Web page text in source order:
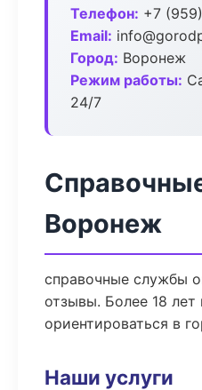
Телефон: +7
Email:
Город: Воронеж
Режим работы:
24/7
Воронеж
справочные службы
отзывы. Более 18 лет
ориентироваться в
Наши услуги